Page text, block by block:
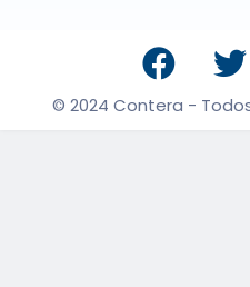
© 2024 Contera -